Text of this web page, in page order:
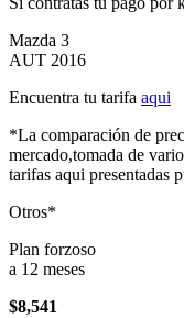
Mazda 3
AUT 2016
Encuentra tu tarifa aqui
*La comparación de
mercado,tomada de
tarifas aqui presentadas
Otros*
Plan forzoso
a 12 meses
$8,541